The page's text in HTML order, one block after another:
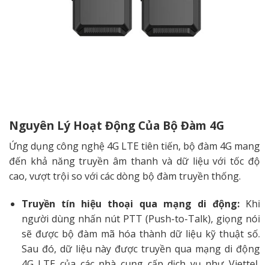
Nguyên Lý Hoạt Động Của Bộ Đàm 4G
Ứng dụng công nghệ 4G LTE tiên tiến, bộ đàm 4G mang
đến khả năng truyền âm thanh và dữ liệu với tốc độ
cao, vượt trội so với các dòng bộ đàm truyền thống.
Truyền tín hiệu thoại qua mạng di động: Khi
người dùng nhấn nút PTT (Push-to-Talk), giọng nói
sẽ được bộ đàm mã hóa thành dữ liệu kỹ thuật số.
Sau đó, dữ liệu này được truyền qua mạng di động